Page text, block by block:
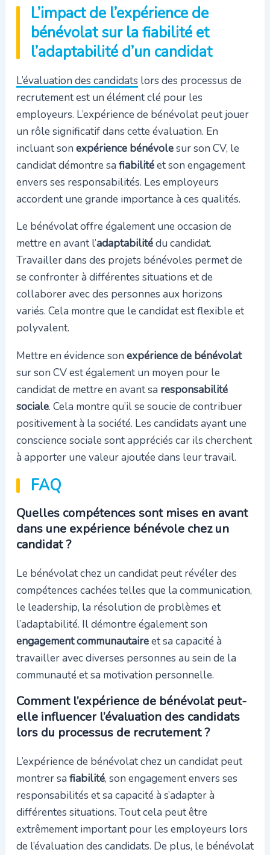
L’impact de l’expérience de
bénévolat sur la fiabilité et
l’adaptabilité d’un candidat
L’évaluation des candidats lors des processus de
recrutement est un élément clé pour les
employeurs. L’expérience de bénévolat peut jouer
un rôle significatif dans cette évaluation. En
incluant son expérience bénévolesur son CV, le
candidat démontre sa fiabilitéet son engagement
envers ses responsabilités. Les employeurs
accordent une grande importance à ces qualités.
Le bénévolat offre également une occasion de
mettre en avant l’adaptabilitédu candidat.
Travailler dans des projets bénévoles permet de
se confronter à différentes situations et de
collaborer avec des personnes aux horizons
variés. Cela montre que le candidat est flexible et
polyvalent.
Mettre en évidence son expérience de bénévolat
sur son CV est également un moyen pour le
candidat de mettre en avant sa responsabilité
sociale. Cela montre qu’il se soucie de contribuer
positivement à la société. Les candidats ayant une
conscience sociale sont appréciés car ils cherchent
à apporter une valeur ajoutée dans leur travail.
FAQ
Quelles compétences sont mises en avant
dans une expérience bénévole chez un
candidat ?
Le bénévolat chez un candidat peut révéler des
compétences cachées telles que la communication,
le leadership, la résolution de problèmes et
l’adaptabilité. Il démontre également son
engagement communautaireet sa capacité à
travailler avec diverses personnes au sein de la
communauté et sa motivation personnelle.
Comment l’expérience de bénévolat peut-
elle influencer l’évaluation des candidats
lors du processus de recrutement ?
L’expérience de bénévolat chez un candidat peut
montrer sa fiabilité, son engagement envers ses
responsabilités et sa capacité à s’adapter à
différentes situations. Tout cela peut être
extrêmement important pour les employeurs lors
de l’évaluation des candidats. De plus, le bénévolat